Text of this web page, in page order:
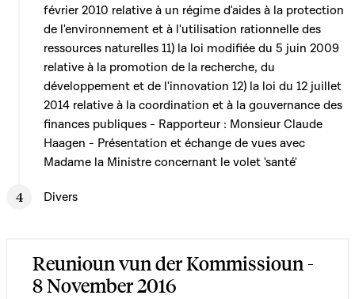
février 2010 relative à un régime d'aides à la protection
de l'environnement et à l'utilisation rationnelle des
ressources naturelles 11) la loi modifiée du 5 juin 2009
relative à la promotion de la recherche, du
développement et de l'innovation 12) la loi du 12 juillet
2014 relative à la coordination et à la gouvernance des
finances publiques - Rapporteur : Monsieur Claude
Haagen - Présentation et échange de vues avec
Madame la Ministre concernant le volet 'santé'
Divers
Reunioun vun der Kommissioun -
8 November 2016